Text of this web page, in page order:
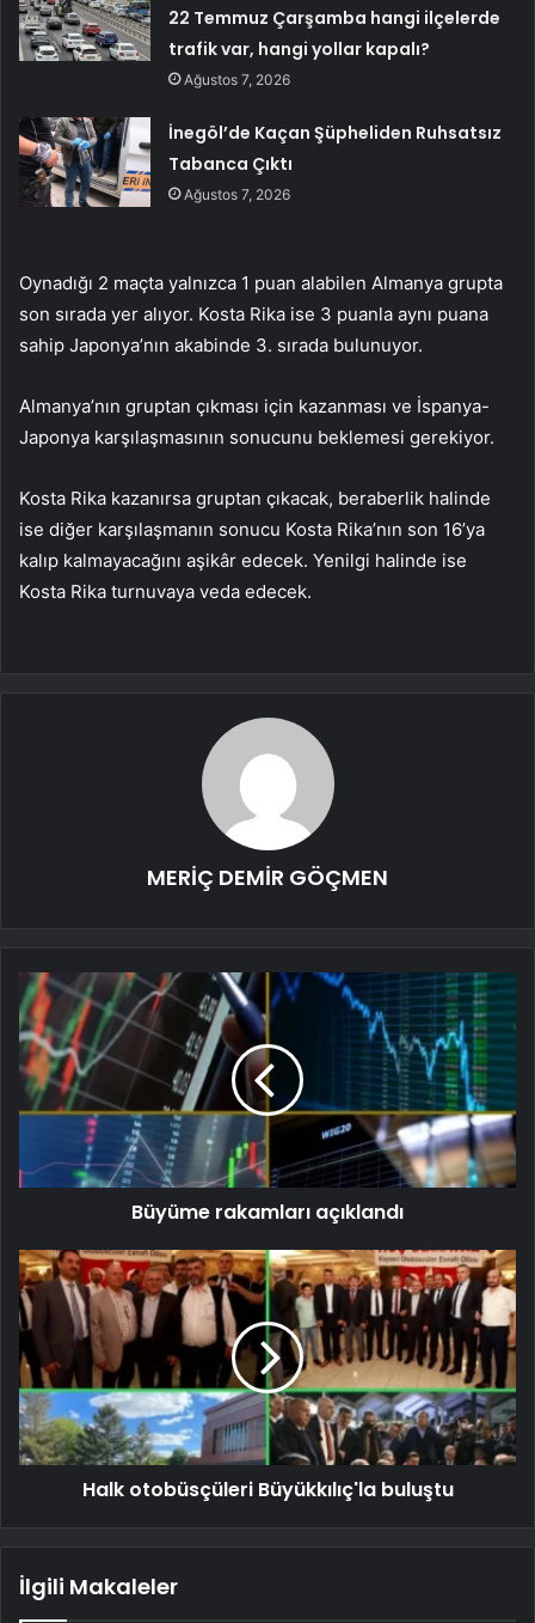
22 Temmuz Çarşamba hangi ilçelerde
trafik var, hangi yollar kapalı?
Ağustos 7, 2026
İnegöl’de Kaçan Şüpheliden Ruhsatsız
Tabanca Çıktı
Ağustos 7, 2026
Oynadığı 2 maçta yalnızca 1 puan alabilen Almanya grupta
son sırada yer alıyor. Kosta Rika ise 3 puanla aynı puana
sahip Japonya’nın akabinde 3. sırada bulunuyor.
Almanya’nın gruptan çıkması için kazanması ve İspanya-
Japonya karşılaşmasının sonucunu beklemesi gerekiyor.
Kosta Rika kazanırsa gruptan çıkacak, beraberlik halinde
ise diğer karşılaşmanın sonucu Kosta Rika’nın son 16’ya
kalıp kalmayacağını aşikâr edecek. Yenilgi halinde ise
Kosta Rika turnuvaya veda edecek.
MERİÇ DEMİR GÖÇMEN
Büyüme rakamları açıklandı
Halk otobüsçüleri Büyükkılıç'la buluştu
İlgili Makaleler